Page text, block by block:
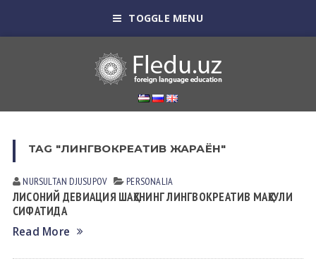
TOGGLE MENU
TAG "ЛИНГВОКРЕАТИВ ЖАРАЁН"
NURSULTAN DJUSUPOV PERSONALIA
ЛИСОНИЙ ДЕВИАЦИЯ ШАҲСНИНГ ЛИНГВОКРЕАТИВ МАҲСУЛИ
СИФАТИДА
Read More